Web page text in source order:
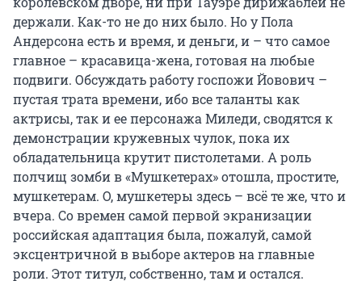
держали. Как-то не до них было. Но у Пола
Андерсона есть и время, и деньги, и – что самое
главное – красавица-жена, готовая на любые
подвиги. Обсуждать работу госпожи Йовович –
пустая трата времени, ибо все таланты как
актрисы, так и ее персонажа Миледи, сводятся к
демонстрации кружевных чулок, пока их
обладательница крутит пистолетами. А роль
полчищ зомби в «Мушкетерах» отошла, простите,
мушкетерам. О, мушкетеры здесь – всё те же, что и
вчера. Со времен самой первой экранизации
российская адаптация была, пожалуй, самой
эксцентричной в выборе актеров на главные
роли. Этот титул, собственно, там и остался.